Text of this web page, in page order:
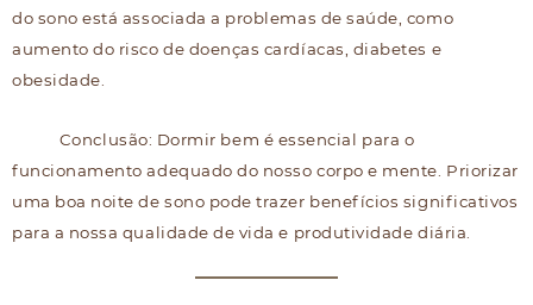
do sono está associada a problemas de saúde, como
aumento do risco de doenças cardíacas, diabetes e
obesidade.
Conclusão: Dormir bem é essencial para o
funcionamento adequado do nosso corpo e mente. Priorizar
uma boa noite de sono pode trazer benefícios significativos
para a nossa qualidade de vida e produtividade diária.